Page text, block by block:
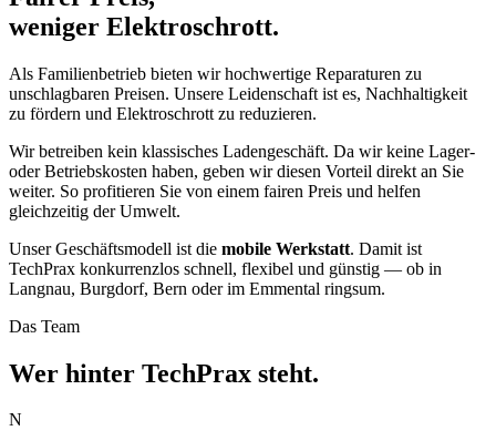
weniger Elektroschrott.
Als Familienbetrieb bieten wir hochwertige Reparaturen zu
unschlagbaren Preisen. Unsere Leidenschaft ist es, Nachhaltigkeit
zu fördern und Elektroschrott zu reduzieren.
Wir betreiben kein klassisches Ladengeschäft. Da wir keine Lager-
oder Betriebskosten haben, geben wir diesen Vorteil direkt an Sie
weiter. So profitieren Sie von einem fairen Preis und helfen
gleichzeitig der Umwelt.
Unser Geschäftsmodell ist die mobile Werkstatt. Damit ist
TechPrax konkurrenzlos schnell, flexibel und günstig — ob in
Langnau, Burgdorf, Bern oder im Emmental ringsum.
Das Team
Wer hinter TechPrax steht.
N